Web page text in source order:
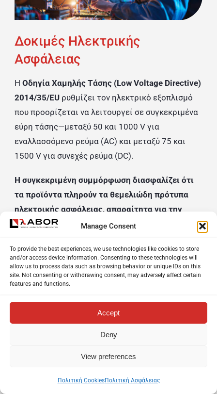
Manage Consent
To provide the best experiences, we use technologies like cookies to store
and/or access device information. Consenting to these technologies will
allow us to process data such as browsing behavior or unique IDs on this
site. Not consenting or withdrawing consent, may adversely affect certain
features and functions.
Accept
Deny
View preferences
Πολιτική CookiesΠολιτική Ασφάλειας
Δοκιμές Ηλεκτρικής
Ασφάλειας
Η Οδηγία Χαμηλής Τάσης (Low Voltage Directive)
2014/35/EUρυθμίζει τον ηλεκτρικό εξοπλισμό
που προορίζεται να λειτουργεί σε συγκεκριμένα
εύρη τάσης—μεταξύ 50 και 1000 V για
εναλλασσόμενο ρεύμα (AC) και μεταξύ 75 και
1500 V για συνεχές ρεύμα (DC).
Η συγκεκριμένη συμμόρφωση διασφαλίζει ότι
τα προϊόντα πληρούν τα θεμελιώδη πρότυπα
ηλεκτρικής ασφάλειας, απαραίτητα για την
έγκρισή τους στην αγορά.
Στο υπερσύγχρονο εργαστήριό μας,
πραγματοποιούμε αναλυτικές δοκιμές τύπου
σύμφωνα με τα εναρμονισμένα ευρωπαϊκά
πρότυπα (EN Standards), τα οποία αποτελούν
τεκμήριο συμμόρφωσης με την Οδηγία. Οι
δοκιμές αυτές περιλαμβάνουν: